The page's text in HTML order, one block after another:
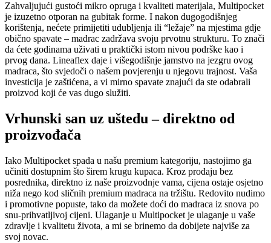
Zahvaljujući gustoći mikro opruga i kvaliteti materijala, Multipocket
je izuzetno otporan na gubitak forme. I nakon dugogodišnjeg
korištenja, nećete primijetiti udubljenja ili “ležaje” na mjestima gdje
obično spavate – madrac zadržava svoju prvotnu strukturu. To znači
da ćete godinama uživati u praktički istom nivou podrške kao i
prvog dana. Lineaflex daje i višegodišnje jamstvo na jezgru ovog
madraca, što svjedoči o našem povjerenju u njegovu trajnost. Vaša
investicija je zaštićena, a vi mirno spavate znajući da ste odabrali
proizvod koji će vas dugo služiti.
Vrhunski san uz uštedu – direktno od
proizvođača
Iako Multipocket spada u našu premium kategoriju, nastojimo ga
učiniti dostupnim što širem krugu kupaca. Kroz prodaju bez
posrednika, direktno iz naše proizvodnje vama, cijena ostaje osjetno
niža nego kod sličnih premium madraca na tržištu. Redovito nudimo
i promotivne popuste, tako da možete doći do madraca iz snova po
snu-prihvatljivoj cijeni. Ulaganje u Multipocket je ulaganje u vaše
zdravlje i kvalitetu života, a mi se brinemo da dobijete najviše za
svoj novac.